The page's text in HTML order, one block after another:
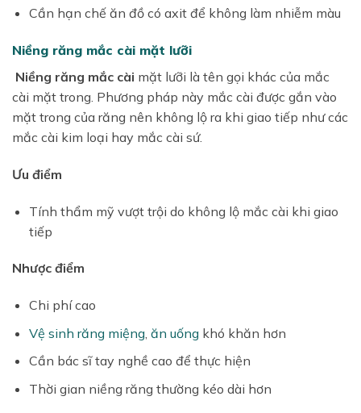
Cần hạn chế ăn đồ có axit để không làm nhiễm màu
Niềng răng mắc cài mặt lưỡi
Niềng răng mắc cài mặt lưỡi là tên gọi khác của mắc
cài mặt trong. Phương pháp này mắc cài được gắn vào
mặt trong của răng nên không lộ ra khi giao tiếp như các
mắc cài kim loại hay mắc cài sứ.
Ưu điểm
Tính thẩm mỹ vượt trội do không lộ mắc cài khi giao
tiếp
Nhược điểm
Chi phí cao
Vệ sinh răng miệng, ăn uốngkhó khăn hơn
Cần bác sĩ tay nghề cao để thực hiện
Thời gian niềng răng thường kéo dài hơn